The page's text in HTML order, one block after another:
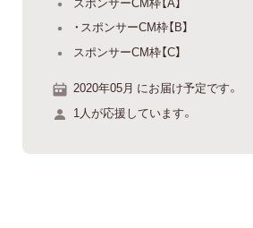
・スポンサーCM枠【B】
スポンサーCM枠【C】
2020年05月 にお届け予定です。
1人が応援しています。